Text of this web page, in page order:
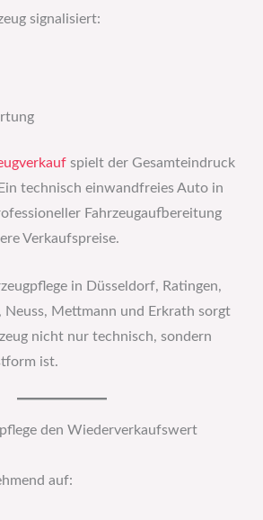
signalisiert:
spielt der Gesamteindruck
technisch einwandfreies Auto in
Fahrzeugaufbereitung
Verkaufspreise.
in Düsseldorf, Ratingen,
Neuss, Mettmann und Erkrath sorgt
nicht nur technisch, sondern
ist.
den Wiederverkaufswert
auf: